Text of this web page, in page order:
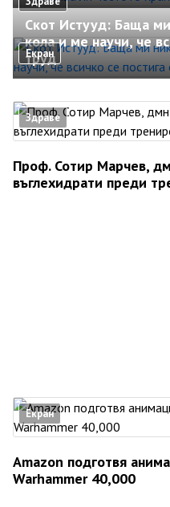
Екран
Скот Истууд: Баща
кола и ме научи, че
труд
Здраве
Проф. Сотир Марчев,
въглехидрати преди
Екран
Amazon подготвя
Warhammer 40,000